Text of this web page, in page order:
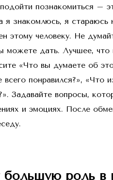
познакомиться –
я знакомлюсь, я стараюсь
этому человеку. Не
можете дать. Лучшее,
«Что вы думаете об
понравился?», «Что
Задавайте вопросы,
и эмоциях. После
роль в